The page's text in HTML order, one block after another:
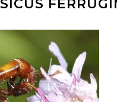
SICUS